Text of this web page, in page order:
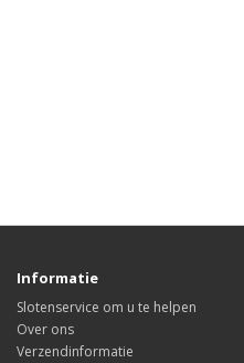
Informatie
Slotenservice om u te helpen
Over ons
Verzendinformatie